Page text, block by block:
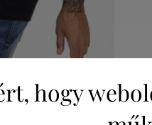
hogy